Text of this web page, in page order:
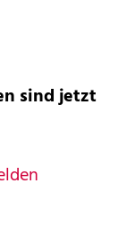
sind jetzt